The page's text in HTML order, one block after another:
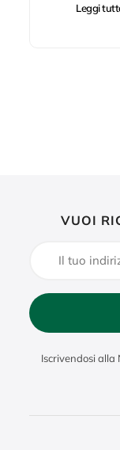
Leggi
VUOI
Iscrivendosi alla